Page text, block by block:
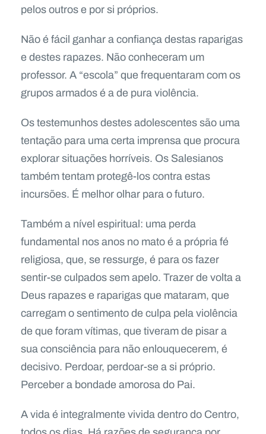
pelos outros e por si próprios.
Não é fácil ganhar a confiança destas raparigas
e destes rapazes. Não conheceram um
professor. A “escola” que frequentaram com os
grupos armados é a de pura violência.
Os testemunhos destes adolescentes são uma
tentação para uma certa imprensa que procura
explorar situações horríveis. Os Salesianos
também tentam protegê-los contra estas
incursões. É melhor olhar para o futuro.
Também a nível espiritual: uma perda
fundamental nos anos no mato é a própria fé
religiosa, que, se ressurge, é para os fazer
sentir-se culpados sem apelo. Trazer de volta a
Deus rapazes e raparigas que mataram, que
carregam o sentimento de culpa pela violência
de que foram vítimas, que tiveram de pisar a
sua consciência para não enlouquecerem, é
decisivo. Perdoar, perdoar-se a si próprio.
Perceber a bondade amorosa do Pai.
A vida é integralmente vivida dentro do Centro,